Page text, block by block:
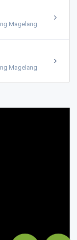
Magelang
Magelang